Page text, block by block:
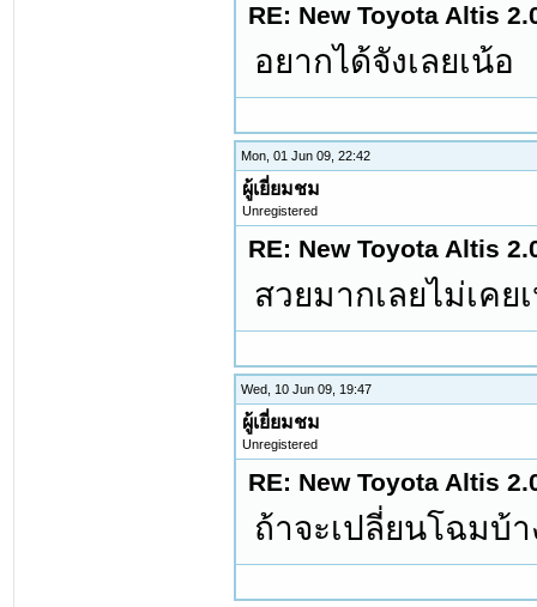
RE: New Toyota Altis
อยากได้จังเลยเน้อ
Mon, 01 Jun 09, 22:42
ผู้เยี่ยมชม
Unregistered
RE: New Toyota Altis
สวยมากเลยไม่เค
Wed, 10 Jun 09, 19:47
ผู้เยี่ยมชม
Unregistered
RE: New Toyota Altis
ถ้าจะเปลี่ยนโฉมบ้